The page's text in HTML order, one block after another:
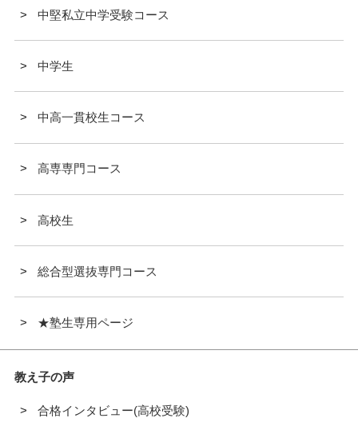
中堅私立中学受験コース
中学生
中高一貫校生コース
高専専門コース
高校生
総合型選抜専門コース
★塾生専用ページ
教え子の声
合格インタビュー(高校受験)